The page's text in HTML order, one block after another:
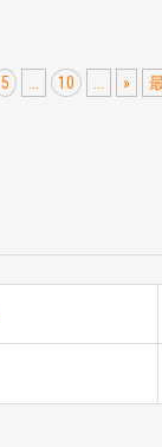
5 ... 10 ... »